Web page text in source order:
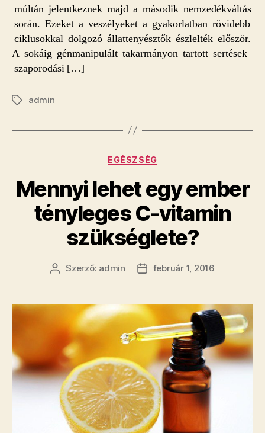
múltán jelentkeznek majd a második nemzedékváltás
során. Ezeket a veszélyeket a gyakorlatban rövidebb
ciklusokkal dolgozó állattenyésztők észlelték először.
A sokáig génmanipulált takarmányon tartott sertések
szaporodási […]
Címkékadmin
Kategóriák
EGÉSZSÉG
Mennyi lehet egy ember
tényleges C-vitamin
szükséglete?
Bejegyzés
Szerző: admin
Bejegyzés
február 1, 2016